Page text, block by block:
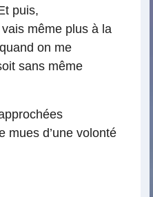
puis,
même plus à la
on me
sans même
mues d’une volonté